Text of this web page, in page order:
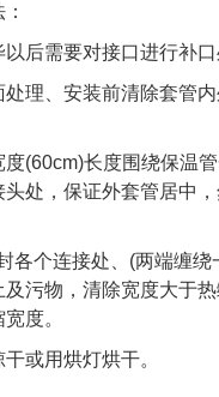
需要对接口进行补口
、安装前清除套管内
长度围绕保温管
处，保证外套管居中
个连接处、(两端缠绕
污物，清除宽度大于
度。
或用烘灯烘干。